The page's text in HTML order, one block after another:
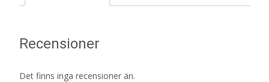
Recensioner
Det finns inga recensioner än.